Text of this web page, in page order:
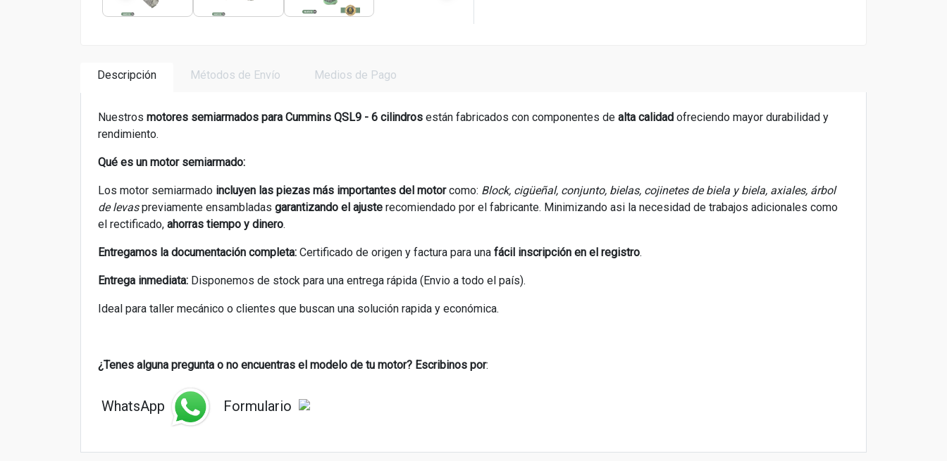
Descripción Métodos de Envío Medios de Pago
Nuestros motores semiarmados para Cummins QSL9 - 6 cilindros están fabricados con componentes de alta calidad ofreciendo mayor durabilidad y
rendimiento.
Qué es un motor semiarmado:
Los motor semiarmado incluyen las piezas más importantes del motorcomo: Block, cigüeñal, conjunto, bielas, cojinetes de biela y biela, axiales, árbol
de levaspreviamente ensambladas garantizando el ajuste recomiendado por el fabricante. Minimizando asi la necesidad de trabajos adicionales como
el rectificado, ahorras tiempo y dinero.
Entregamos la documentación completa: Certificado de origen y factura para una fácil inscripción en el registro.
Entrega inmediata: Disponemos de stock para una entrega rápida (Envio a todo el país).
Ideal para taller mecánico o clientes que buscan una solución rapida y económica.
¿Tenes alguna pregunta o no encuentras el modelo de tu motor? Escribinos por:
WhatsApp Formulario